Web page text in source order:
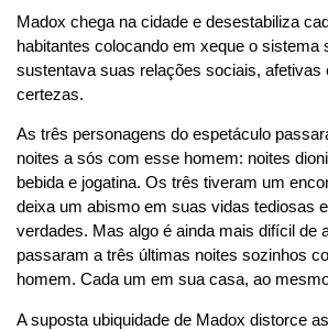
Madox chega na cidade e desestabiliza
habitantes colocando em xeque o sistema
sustentava suas relações sociais, afetivas
certezas.
As três personagens do espetáculo
noites a sós com esse homem: noites
bebida e jogatina. Os três tiveram um
deixa um abismo em suas vidas tediosas
verdades. Mas algo é ainda mais difícil de
passaram a três últimas noites sozinhos
homem. Cada um em sua casa, ao
A suposta ubiquidade de Madox distorce